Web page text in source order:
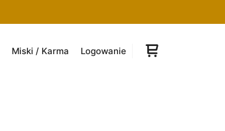
Miski / Karma Logowanie